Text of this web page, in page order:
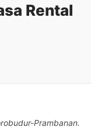
Rental
Prambanan.